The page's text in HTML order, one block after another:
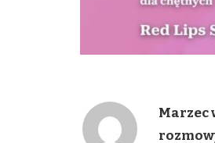
Marzec